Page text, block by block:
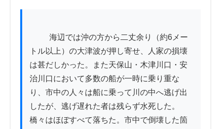
トル以上）の大津波が押し寄せ、人家の損壊
は甚だしかった。また天保山・木津川口・安
治川口において多数の船が一時に乗り重な
り、市中の人々は船に乗って川の中へ逃げ出
したが、逃げ遅れた者は残らず水死した。
橋々はほぼすべて落ちた。市中で倒壊した箇